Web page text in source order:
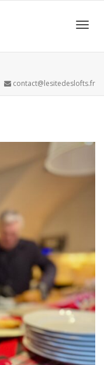
contact@lesitedeslofts.fr